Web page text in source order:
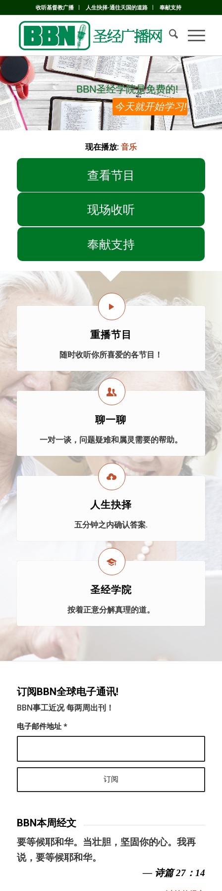
收听基督教广播 人生抉择-通往天国的道路 奉献支持
BBN圣经学院是免费的!
BBN圣经学院是免费的!
今天就开始学习!
现在播放: 音乐
查看节目
现场收听
奉献支持
重播节目
随时收听你所喜爱的各节目！
聊一聊
一对一谈，问题疑难和属灵需要的帮助。
人生抉择
五分钟之内确认答案.
圣经学院
按着正意分解真理的道。
订阅BBN全球电子通讯!
BBN事工近况 每两周出刊！
电子邮件地址 *
BBN本周经文
要等候耶和华。当壮胆，坚固你的心。我再
说，要等候耶和华。
— 诗篇 27：14